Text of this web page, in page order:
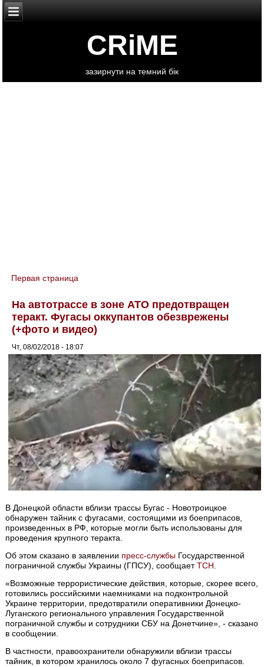
CRiME
зазирнути на темний бік
You are here
Первая страница
На автотрассе в зоне АТО предотвращен
теракт. Фугасы оккупантов обезврежены
(+фото и видео)
Чт, 08/02/2018 - 18:07
В Донецкой области вблизи трассы Бугас - Новотроицкое
обнаружен тайник с фугасами, состоящими из боеприпасов,
произведенных в РФ, которые могли быть использованы для
проведения крупного теракта.
Об этом сказано в заявлении пресс-службы Государственной
пограничной службы Украины (ГПСУ), сообщаетТСН.
«Возможные террористические действия, которые, скорее всего,
готовились российскими наемниками на подконтрольной
Украине территории, предотвратили оперативники Донецко-
Луганского регионального управления Государственной
пограничной службы и сотрудники СБУ на Донетчине», - сказано
в сообщении.
В частности, правоохранители обнаружили вблизи трассы
тайник, в котором хранилось около 7 фугасных боеприпасов.